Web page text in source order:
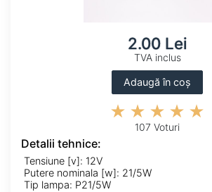
2.00 Lei
TVA inclus
Adaugă în coș
107 Voturi
Detalii tehnice:
Tensiune [v]: 12V
Putere nominala [w]: 21/5W
Tip lampa: P21/5W